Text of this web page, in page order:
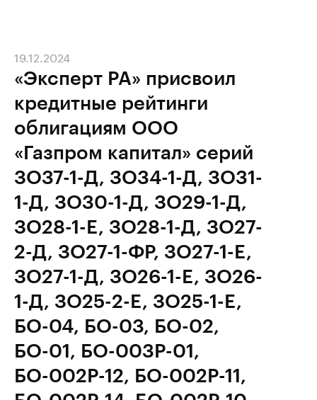
«Эксперт РА» присвоил
кредитные рейтинги
облигациям ООО
«Газпром капитал» серий
ЗО37-1-Д, ЗО34-1-Д, ЗО31-
1-Д, ЗО30-1-Д, ЗО29-1-Д,
ЗО28-1-E, ЗО28-1-Д, ЗО27-
2-Д, ЗО27-1-ФР, ЗО27-1-Е,
ЗО27-1-Д, ЗО26-1-Е, ЗО26-
1-Д, ЗО25-2-Е, ЗО25-1-Е,
БО-04, БО-03, БО-02,
БО-01, БО-003Р-01,
БО-002Р-12, БО-002Р-11,
19.12.2024